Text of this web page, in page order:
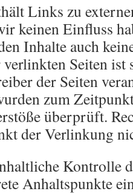
Links zu
keinen Einfluss
Inhalte auch
Seiten ist
der Seiten
zum
überprüft.
der Verlinkung
Kontrolle
Anhaltspunkte